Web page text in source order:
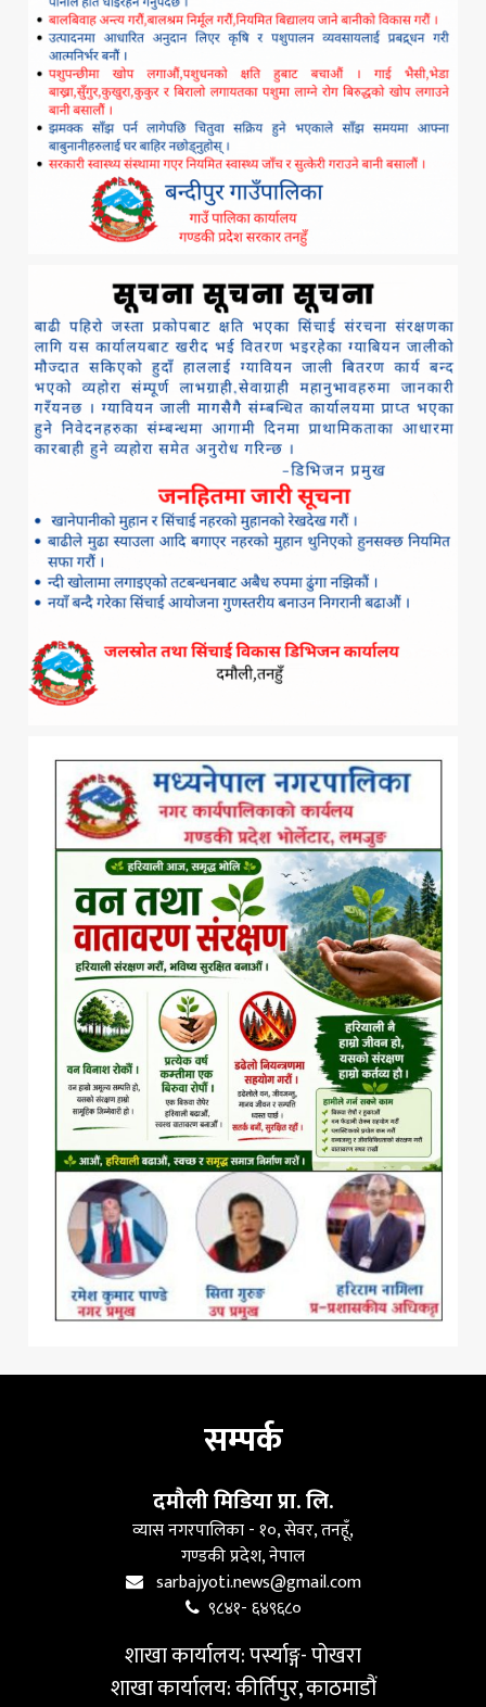
सम्पर्क
दमौली मिडिया प्रा. लि.
व्यास नगरपालिका - १०, सेवर, तनहूँ,
गण्डकी प्रदेश, नेपाल
sarbajyoti.news@gmail.com
९८४१- ६४९६८०
शाखा कार्यालय: पर्स्याङ्ग- पोखरा
शाखा कार्यालय: कीर्तिपुर, काठमाडौं